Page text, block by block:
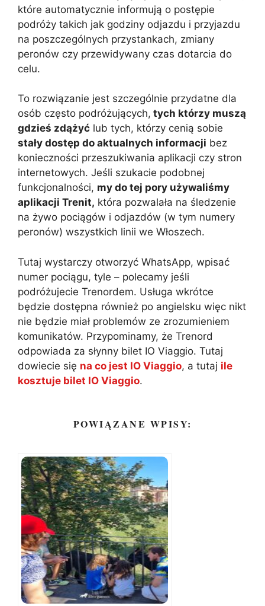
które automatycznie informują o postępie
podróży takich jak godziny odjazdu i przyjazdu
na poszczególnych przystankach, zmiany
peronów czy przewidywany czas dotarcia do
celu.
To rozwiązanie jest szczególnie przydatne dla
osób często podróżujących, tych którzy muszą
gdzieś zdążyć lub tych, którzy cenią sobie
stały dostęp do aktualnych informacji bez
konieczności przeszukiwania aplikacji czy stron
internetowych. Jeśli szukacie podobnej
funkcjonalności, my do tej pory używaliśmy
aplikacji Trenit, która pozwalała na śledzenie
na żywo pociągów i odjazdów (w tym numery
peronów) wszystkich linii we Włoszech.
Tutaj wystarczy otworzyć WhatsApp, wpisać
numer pociągu, tyle – polecamy jeśli
podróżujecie Trenordem. Usługa wkrótce
będzie dostępna również po angielsku więc nikt
nie będzie miał problemów ze zrozumieniem
komunikatów. Przypominamy, że Trenord
odpowiada za słynny bilet IO Viaggio. Tutaj
dowiecie się na co jest IO Viaggio, a tutaj ile
kosztuje bilet IO Viaggio.
POWIĄZANE WPISY: